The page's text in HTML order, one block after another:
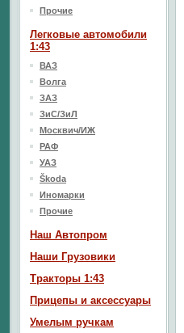
Прочие
Легковые автомобили
1:43
ВАЗ
Волга
ЗАЗ
ЗиС/ЗиЛ
Москвич/ИЖ
РАФ
УАЗ
Škoda
Иномарки
Прочие
Наш Aвтопром
Наши Грузовики
Тракторы 1:43
Прицепы и аксессуары
Умелым ручкам